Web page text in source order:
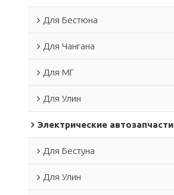
Для Бестюна
Для Чангана
Для МГ
Для Улин
Электрические автозапчасти
Для Бестуна
Для Улин